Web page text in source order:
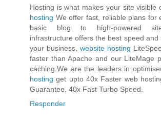
Hosting is what makes your site visible
hosting We offer fast, reliable plans for
basic blog to high-powered
infrastructure offers the best speed
your business. website hosting
faster than Apache and our LiteMage
caching.We are the leaders in
hosting get upto 40x Faster web
Guarantee. 40x Fast Turbo Speed.
Responder